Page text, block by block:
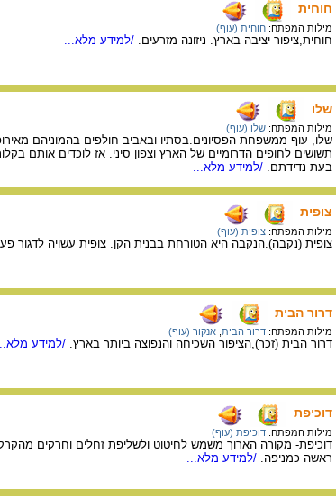
חוחית
מילות המפתח: חוחית (עוף)
חוחית,ציפור יציבה בארץ. ניזונה מזרעים. /למידע מלא...
שלו
מילות המפתח: שלו (עוף)
שלו, עוף ממשפחת הפסיונים.בסתיו ובאביב חולפים בהמוניהם
תשושים לחופים הדרומיים של הארץ וצפון סיני. אז לוכדים אותם
בעת נדידתם. /למידע מלא...
צופית
מילות המפתח: צופית (עוף)
צופית (נקבה).הנקבה היא הטורחת בבנית הקן. צופית עשויה לדגור פעמים-
דרור הבית
מילות המפתח: דרור הבית אנקור (עוף)
דרור הבית (זכר),הציפור השכיחה והנפוצה ביותר בארץ. /למידע
דוכיפת
מילות המפתח: דוכיפת (עוף)
דוכיפת- מקורה הארוך משמש לחיטוט ולשליפת זחלים וחרקים
ראשה כמניפה. /למידע מלא...